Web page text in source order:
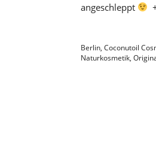
angeschleppt
Berlin, Coconutoil
Naturkosmetik,